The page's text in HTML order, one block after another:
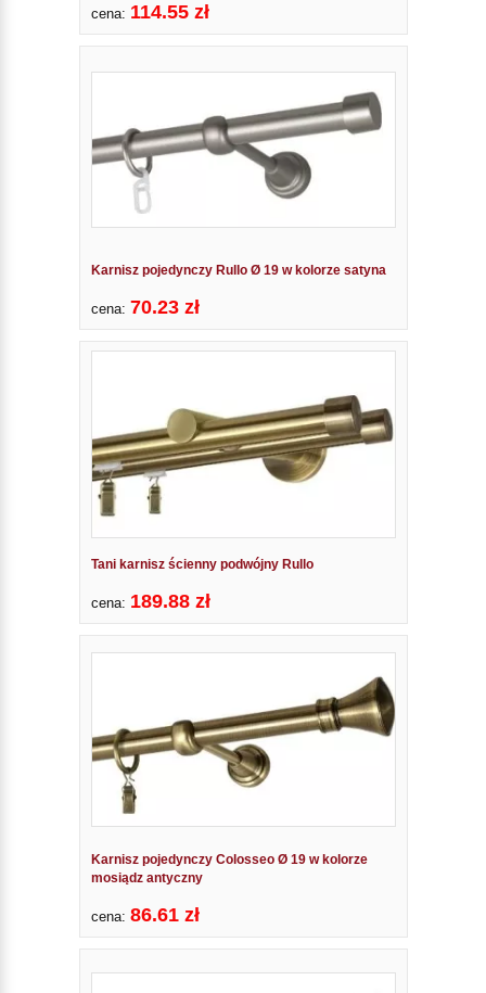
cena: 114.55 zł
Karnisz pojedynczy Rullo Ø 19 w kolorze satyna
cena: 70.23 zł
Tani karnisz ścienny podwójny Rullo
cena: 189.88 zł
Karnisz pojedynczy Colosseo Ø 19 w kolorze
mosiądz antyczny
cena: 86.61 zł